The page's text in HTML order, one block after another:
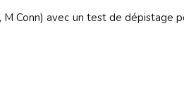
Conn) avec un test de